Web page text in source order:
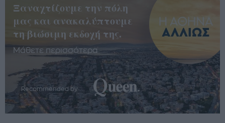
Ξαναχτίζουμε την πόλη
μας και ανακαλύπτουμε
τη βιώσιμη εκδοχή της.
Μάθετε περισσότερα
Recommended by